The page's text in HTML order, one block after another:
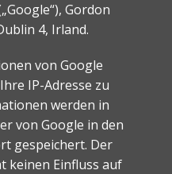
Gordon
4, Irland.
von Google
IP-Adresse zu
werden in
von Google in den
gespeichert. Der
keinen Einfluss auf